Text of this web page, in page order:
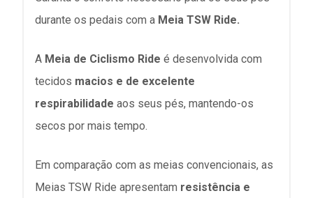
durante os pedais com a Meia TSW Ride.
A Meia de Ciclismo Ride é desenvolvida com
tecidos macios e de excelente
respirabilidade aos seus pés, mantendo-os
secos por mais tempo.
Em comparação com as meias convencionais, as
Meias TSW Ride apresentam resistência e